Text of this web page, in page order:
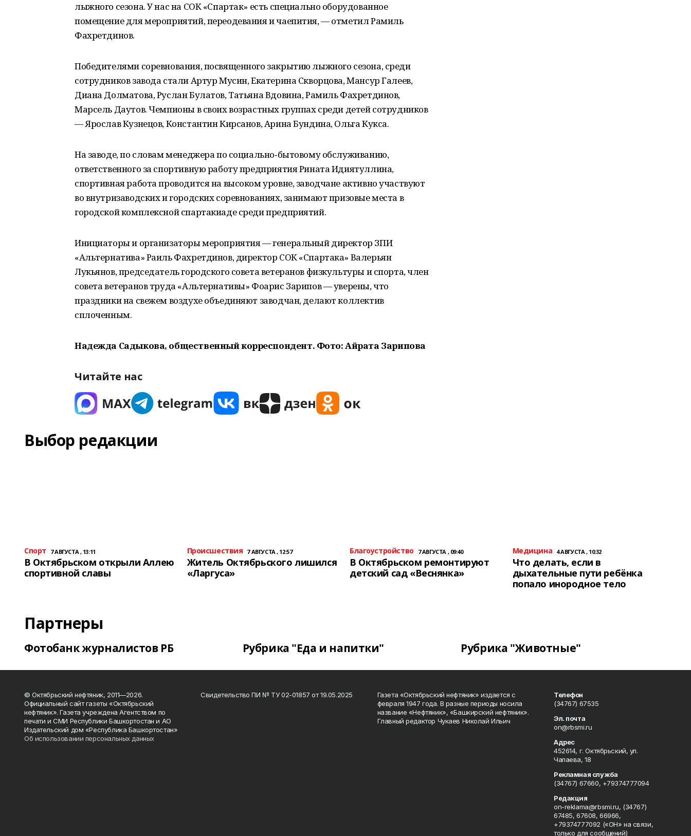
лыжного сезона. У нас на СОК «Спартак» есть специально оборудованное
помещение для мероприятий, переодевания и чаепития, — отметил Рамиль
Фахретдинов.
Победителями соревнования, посвященного закрытию лыжного сезона, среди
сотрудников завода стали Артур Мусин, Екатерина Скворцова, Мансур Галеев,
Диана Долматова, Руслан Булатов, Татьяна Вдовина, Рамиль Фахретдинов,
Марсель Даутов. Чемпионы в своих возрастных группах среди детей сотрудников
— Ярослав Кузнецов, Константин Кирсанов, Арина Бундина, Ольга Кукса.
На заводе, по словам менеджера по социально‑бытовому обслуживанию,
ответственного за спортивную работу предприятия Рината Идиятуллина,
спортивная работа проводится на высоком уровне, заводчане активно участвуют
во внутризаводских и городских соревнованиях, занимают призовые места в
городской комплексной спартакиаде среди предприятий.
Инициаторы и организаторы мероприятия — генеральный директор ЗПИ
«Альтернатива» Раиль Фахретдинов, директор СОК «Спартака» Валерьян
Лукьянов, председатель городского совета ветеранов физкультуры и спорта, член
совета ветеранов труда «Альтернативы» Фоарис Зарипов — уверены, что
праздники на свежем воздухе объединяют заводчан, делают коллектив
сплоченным.
Надежда Садыкова, общественный корреспондент. Фото: Айрата Зарипова
Читайте нас
Выбор редакции
Спорт 7 АВГУСТА , 13:11
В Октябрьском открыли Аллею
спортивной славы
Происшествия 7 АВГУСТА , 12:57
Житель Октябрьского лишился
«Ларгуса»
Благоустройство 7 АВГУСТА , 09:40
В Октябрьском ремонтируют
детский сад «Веснянка»
Медицина 4 АВГУСТА , 10:32
Что делать, если в
дыхательные пути ребёнка
попало инородное тело
Партнеры
Фотобанк журналистов РБ Рубрика "Еда и напитки" Рубрика "Животные"
© Октябрьский нефтяник, 2011—2026.
Официальный сайт газеты «Октябрьский
нефтяник». Газета учреждена Агентством по
печати и СМИ Республики Башкортостан и АО
Издательский дом «Республика Башкортостан»
Об использовании персональных данных
Свидетельство ПИ № ТУ 02-01857 от 19.05.2025
Газета «Октябрьский нефтяник» издается с
февраля 1947 года. В разные периоды носила
название «Нефтяник», «Башкирский нефтяник».
Главный редактор Чукаев Николай Ильич
Телефон
(34767) 67535
Эл. почта
on@rbsmi.ru
Адрес
452614, г. Октябрьский, ул.
Чапаева, 18
Рекламная служба
(34767) 67660, +79374777094
Редакция
on-reklama@rbsmi.ru, (34767)
67485, 67608, 66966,
+79374777092 («ОН» на связи,
только для сообщений)